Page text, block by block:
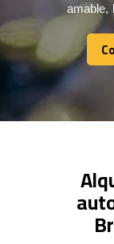
amable,